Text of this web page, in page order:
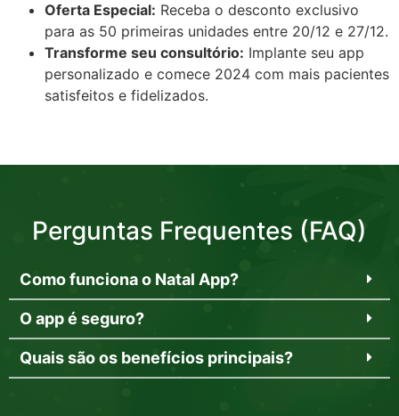
Oferta Especial: Receba o desconto exclusivo
para as 50 primeiras unidades entre 20/12 e 27/12.
Transforme seu consultório: Implante seu app
personalizado e comece 2024 com mais pacientes
satisfeitos e fidelizados.
Perguntas Frequentes (FAQ)
Como funciona o Natal App?
O app é seguro?
Quais são os benefícios principais?